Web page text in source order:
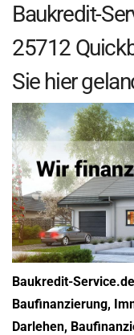
Baukredit-
25712
Sie hier
Baukredit-
Baufinanzierung,
Darlehen,